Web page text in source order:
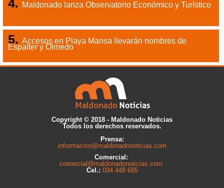
Maldonado lanza Observatorio Económico y Turístico
Accesos en Playa Mansa llevarán nombres de
Espalter y Olmedo
Copyright © 2018 - Maldonado Noticias
Todos los derechos reservados.
Prensa:
informacion@maldonadonoticias.com
Comercial:
comercial@maldonadonoticias.com
Cel.: 094 448 685